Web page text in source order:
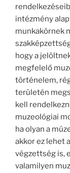
intézmény
munkakörnek
hogy a
megfelelő
történelem,
területén
kell
muzeológiai
ha olyan a
akkor ez lehet
végzettség is,
valamilyen